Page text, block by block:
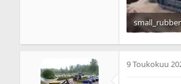
95,9 KB ·
9 Toukokuu